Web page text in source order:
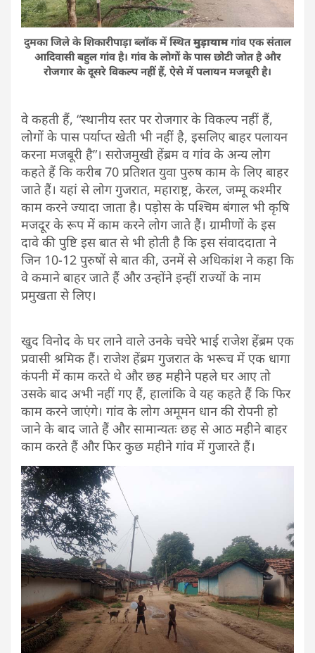
दुमका जिले के शिकारीपाड़ा ब्लॉक में स्थितमुड़ायामगांव एक संताल
आदिवासी बहुल गांव है। गांव के लोगों के पास छोटी जोत है और
रोजगार के दूसरे विकल्प नहीं हैं, ऐसे में पलायन मजबूरी है।
वे कहती हैं, “स्थानीय स्तर पर रोजगार के विकल्प नहीं हैं,
लोगों के पास पर्याप्त खेती भी नहीं है, इसलिए बाहर पलायन
करना मजबूरी है”। सरोजमुखी हेंब्रम व गांव के अन्य लोग
कहते हैं कि करीब 70 प्रतिशत युवा पुरुष काम के लिए बाहर
जाते हैं। यहां से लोग गुजरात, महाराष्ट्र, केरल, जम्मू कश्मीर
काम करने ज्यादा जाता है। पड़ोस के पश्चिम बंगाल भी कृषि
मजदूर के रूप में काम करने लोग जाते हैं। ग्रामीणों के इस
दावे की पुष्टि इस बात से भी होती है कि इस संवाददाता ने
जिन 10-12 पुरुषों से बात की, उनमें से अधिकांश ने कहा कि
वे कमाने बाहर जाते हैं और उन्होंने इन्हीं राज्यों के नाम
प्रमुखता से लिए।
खुद विनोद के घर लाने वाले उनके चचेरे भाई राजेश हेंब्रम एक
प्रवासी श्रमिक हैं। राजेश हेंब्रम गुजरात के भरूच में एक धागा
कंपनी में काम करते थे और छह महीने पहले घर आए तो
उसके बाद अभी नहीं गए हैं, हालांकि वे यह कहते हैं कि फिर
काम करने जाएंगे। गांव के लोग अमूमन धान की रोपनी हो
जाने के बाद जाते हैं और सामान्यतः छह से आठ महीने बाहर
काम करते हैं और फिर कुछ महीने गांव में गुजारते हैं।